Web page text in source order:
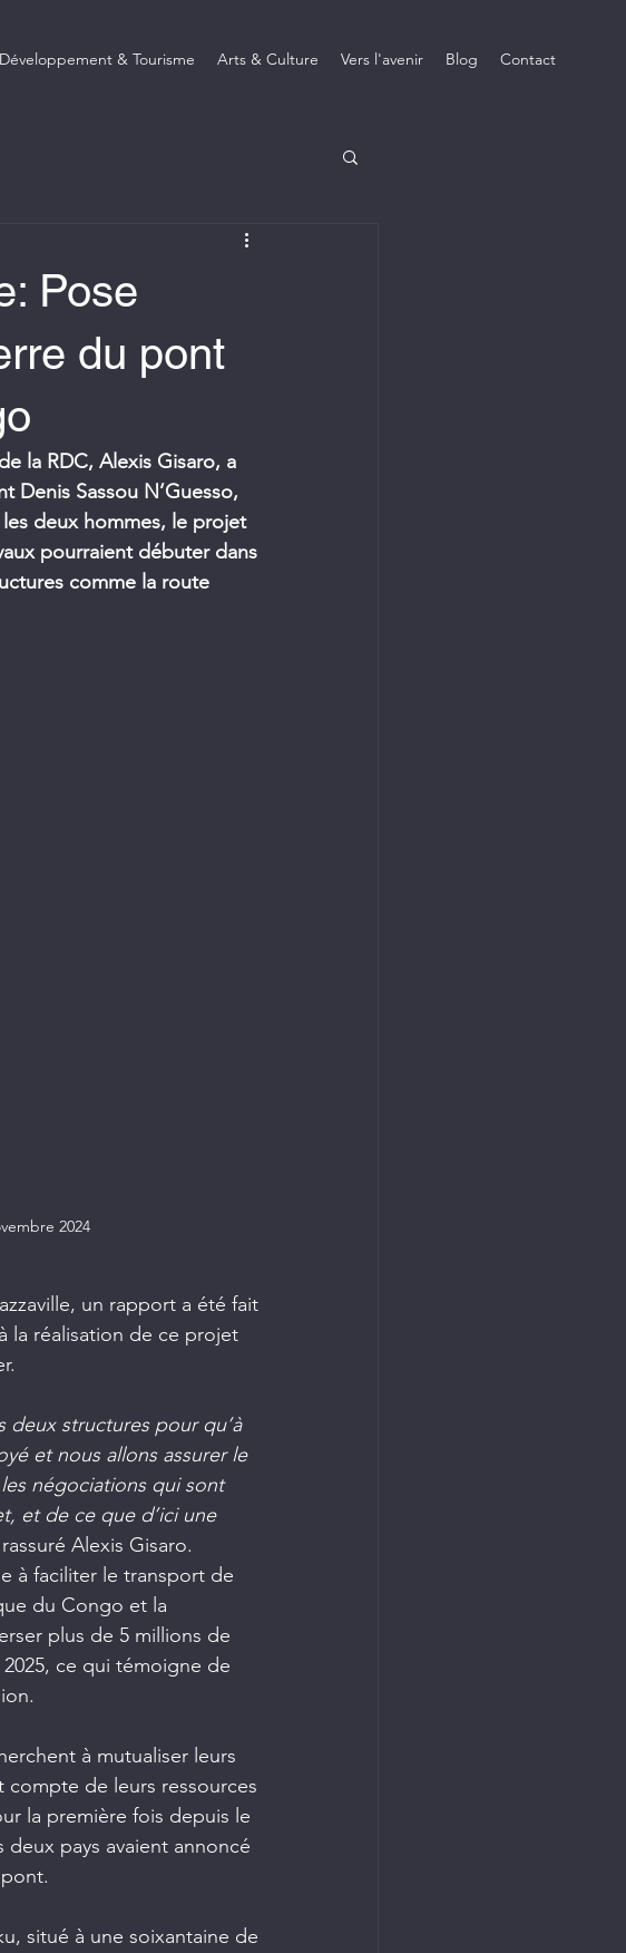
Développement & Tourisme Arts & Culture Vers l'avenir Blog Contact
Pose
du pont
la RDC, Alexis Gisaro, a
Denis Sassou N’Guesso,
deux hommes, le projet
pourraient débuter dans
comme la route
2024
un rapport a été fait
la réalisation de ce projet
deux structures pour qu’à
et nous allons assurer le
négociations qui sont
et de ce que d’ici une
rassuré Alexis Gisaro.
à faciliter le transport de
du Congo et la
plus de 5 millions de
ce qui témoigne de
à mutualiser leurs
de leurs ressources
la première fois depuis le
pays avaient annoncé
situé à une soixantaine de